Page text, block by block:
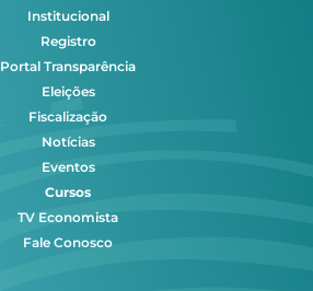
Institucional
Registro
Portal Transparência
Eleições
Fiscalização
Notícias
Eventos
Cursos
TV Economista
Fale Conosco